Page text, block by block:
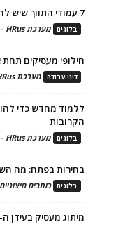
7 עמודי התווך שיש להציב בבסיס תהליך הגיוס ומיתוג המעסיק
בלוגים מערכת HRus -
חילופי מעסיקים
דיני עבודה מערכת HRus
ללמוד מחדש כדי
הקרובות
בלוגים מערכת HRus -
בחירות בפתח: מה
בלוגים כותבים חיצוניים
מיתוג מעסיק בעידן ה-AI: המנוע הכלכלי של גיוס ושימור טלנטים